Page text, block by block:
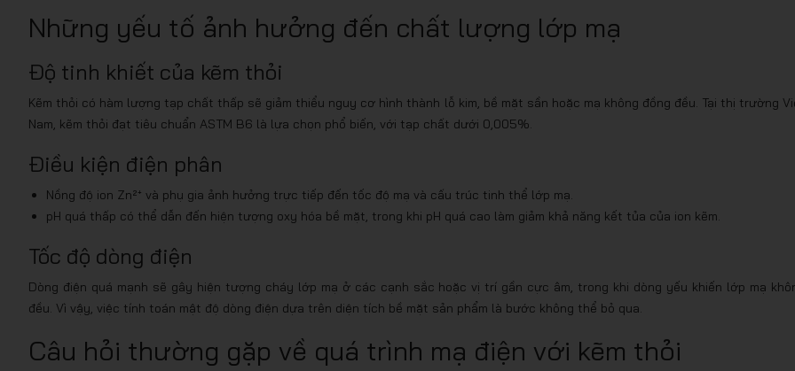
Những yếu tố ảnh hưởng đến chất lượng lớp mạ
Độ tinh khiết của kẽm thỏi
Kẽm thỏi có hàm lượng tạp chất thấp sẽ giảm thiểu nguy cơ hình thành lỗ kim, bề mặt sần hoặc mạ không đồng đều. Tại thị trường
Nam, kẽm thỏi đạt tiêu chuẩn ASTM B6 là lựa chọn phổ biến, với tạp chất dưới 0,005%.
Điều kiện điện phân
Nồng độ ion Zn²⁺ và phụ gia ảnh hưởng trực tiếp đến tốc độ mạ và cấu trúc tinh thể lớp mạ.
pH quá thấp có thể dẫn đến hiện tượng oxy hóa bề mặt, trong khi pH quá cao làm giảm khả năng kết tủa của ion kẽm.
Tốc độ dòng điện
Dòng điện quá mạnh sẽ gây hiện tượng cháy lớp mạ ở các cạnh sắc hoặc vị trí gần cực âm, trong khi dòng yếu khiến lớp mạ
đều. Vì vậy, việc tính toán mật độ dòng điện dựa trên diện tích bề mặt sản phẩm là bước không thể bỏ qua.
Câu hỏi thường gặp về quá trình mạ điện với kẽm thỏi